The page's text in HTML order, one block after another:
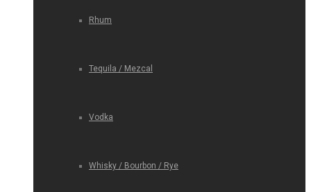
Rhum
Tequila / Mezcal
Vodka
Whisky / Bourbon / Rye